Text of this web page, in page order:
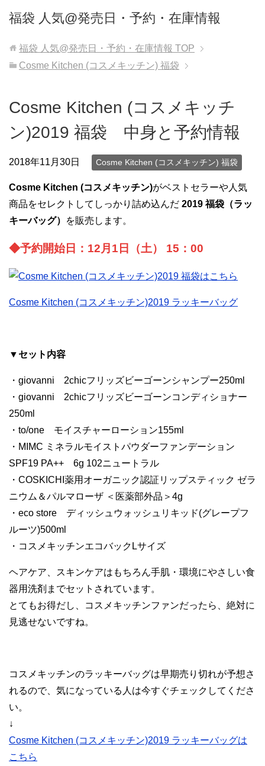
福袋 人気@発売日・予約・在庫情報
福袋 人気@発売日・予約・在庫情報 TOP
Cosme Kitchen (コスメキッチン) 福袋
Cosme Kitchen (コスメキッチ
ン)2019 福袋 中身と予約情報
2018年11月30日 Cosme Kitchen (コスメキッチン) 福袋
Cosme Kitchen (コスメキッチン)がベストセラーや人気
商品をセレクトしてしっかり詰め込んだ 2019 福袋（ラッ
キーバッグ）
を販売します。
◆予約開始日：12月1日（土） 15：00
Cosme Kitchen (コスメキッチン)2019 ラッキーバッグ
▼セット内容
・giovanni 2chicフリッズビーゴーンシャンプー250ml
・giovanni 2chicフリッズビーゴーンコンディショナー
250ml
・to/one モイスチャーローション155ml
・MIMC ミネラルモイストパウダーファンデーション
SPF19 PA++ 6g 102ニュートラル
・COSKICHI薬用オーガニック認証リップスティック ゼラ
ニウム＆パルマローザ ＜医薬部外品＞4g
・eco store ディッシュウォッシュリキッド(グレープフ
ルーツ)500ml
・コスメキッチンエコバックLサイズ
ヘアケア、スキンケアはもちろん手肌・環境にやさしい食
器用洗剤までセットされています。
とてもお得だし、コスメキッチンファンだったら、絶対に
見逃せないですね。
コスメキッチンのラッキーバッグは早期売り切れが予想さ
れるので、気になっている人は今すぐチェックしてくださ
い。
↓
Cosme Kitchen (コスメキッチン)2019 ラッキーバッグは
こちら